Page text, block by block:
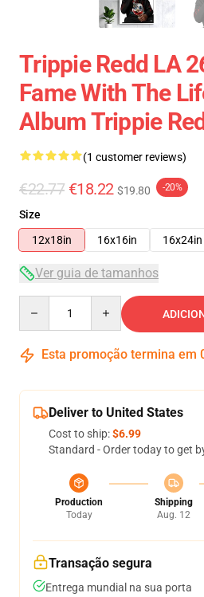
Trippie Redd LA
Fame With The
Album Trippie
(1 customer reviews)
€22.77 €18.22 $19.80 -20%
Size
12x18in
16x16in 16x24in
Ver guia de tamanhos
Esta promoção termina em
Deliver to United States
Cost to ship:$6.99
Standard - Order today to get
Production
Today
Shipping
Aug. 12
Transação segura
Entrega mundial na sua porta